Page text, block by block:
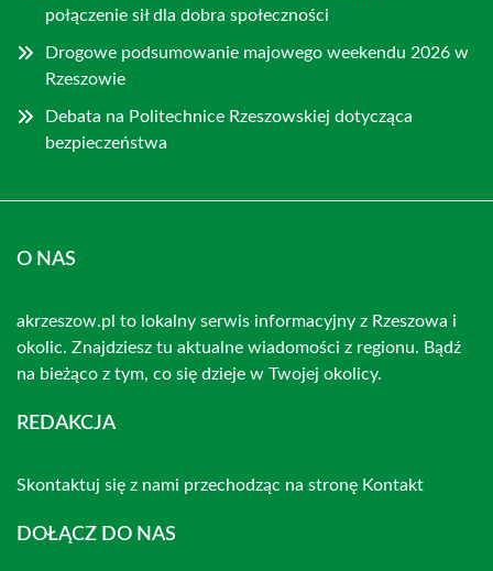
połączenie sił dla dobra społeczności
Drogowe podsumowanie majowego weekendu 2026 w
Rzeszowie
Debata na Politechnice Rzeszowskiej dotycząca
bezpieczeństwa
O NAS
akrzeszow.pl to lokalny serwis informacyjny z Rzeszowa i
okolic. Znajdziesz tu aktualne wiadomości z regionu. Bądź
na bieżąco z tym, co się dzieje w Twojej okolicy.
REDAKCJA
Skontaktuj się z nami przechodząc na stronę Kontakt
DOŁĄCZ DO NAS